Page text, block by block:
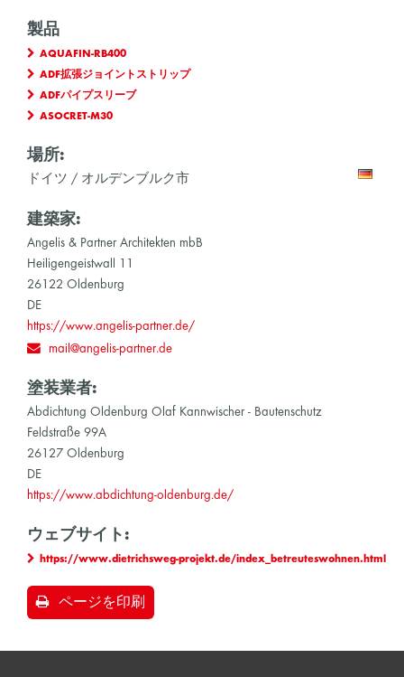
製品
AQUAFIN-RB400
ADF拡張ジョイントストリップ
ADFパイプスリーブ
ASOCRET-M30
場所:
ドイツ / オルデンブルク市
建築家:
Angelis & Partner Architekten mbB
Heiligengeistwall 11
26122 Oldenburg
DE
https://www.angelis-partner.de/
mail@angelis-partner.de
塗装業者:
Abdichtung Oldenburg Olaf Kannwischer - Bautenschutz
Feldstraße 99A
26127 Oldenburg
DE
https://www.abdichtung-oldenburg.de/
ウェブサイト:
https://www.dietrichsweg-projekt.de/index_betreuteswohnen.html
ページを印刷